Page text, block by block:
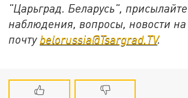
"Царьград. Беларусь",
наблюдения, вопросы, новости на
почту belorussia@Tsargrad.TV.